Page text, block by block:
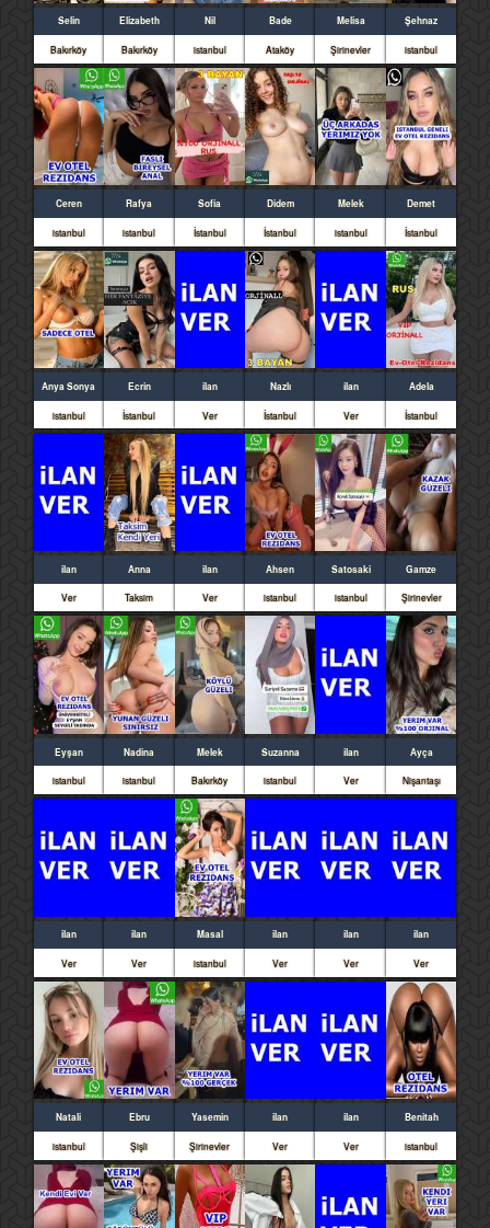
Selin
Bakırköy
Elizabeth
Bakırköy
Nil
istanbul
Bade
Ataköy
Melisa
Şirinevler
Şehnaz
istanbul
Ceren
istanbul
Rafya
istanbul
Sofia
İstanbul
Didem
İstanbul
Melek
istanbul
Demet
İstanbul
Anya Sonya
istanbul
Ecrin
İstanbul
ilan
Ver
Nazlı
İstanbul
ilan
Ver
Adela
İstanbul
ilan
Ver
Anna
Taksim
ilan
Ver
Ahsen
istanbul
Satosaki
istanbul
Gamze
Şirinevler
Eyşan
istanbul
Nadina
istanbul
Melek
Bakırköy
Suzanna
istanbul
ilan
Ver
Ayça
Nişantaşı
ilan
Ver
ilan
Ver
Masal
istanbul
ilan
Ver
ilan
Ver
ilan
Ver
Natali
istanbul
Ebru
Şişli
Yasemin
Şirinevler
ilan
Ver
ilan
Ver
Benitah
istanbul